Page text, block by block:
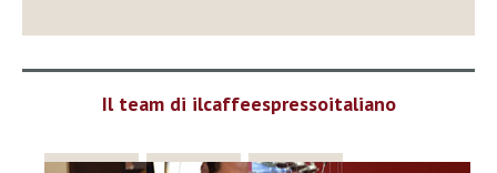
Il team di ilcaffeespressoitaliano